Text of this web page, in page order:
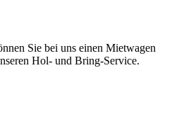
Sie bei uns einen Mietwagen
Hol- und Bring-Service.